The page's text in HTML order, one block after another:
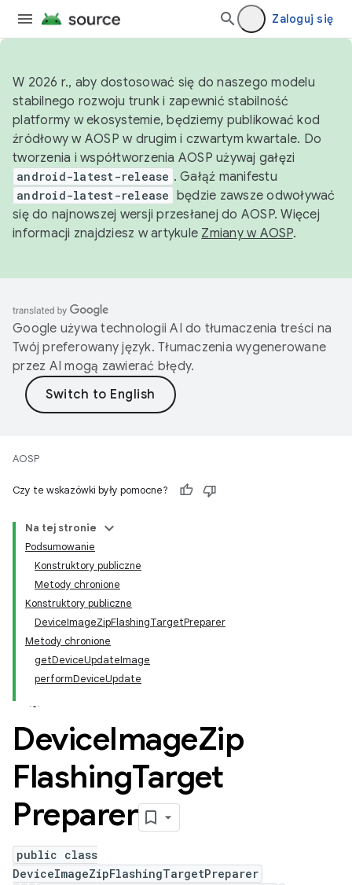
Zaloguj się
W 2026 r., aby dostosować się do naszego modelu
stabilnego rozwoju trunk i zapewnić stabilność
platformy w ekosystemie, będziemy publikować kod
źródłowy w AOSP w drugim i czwartym kwartale. Do
tworzenia i współtworzenia AOSP używaj gałęzi
android-latest-release . Gałąź manifestu
android-latest-release będzie zawsze odwoływać
się do najnowszej wersji przesłanej do AOSP. Więcej
informacji znajdziesz w artykule Zmiany w AOSP.
Google używa technologii AI do tłumaczenia treści na
Twój preferowany język. Tłumaczenia wygenerowane
przez AI mogą zawierać błędy.
AOSP
Czy te wskazówki były pomocne?
Na tej stronie
Podsumowanie
Konstruktory publiczne
Metody chronione
Konstruktory publiczne
DeviceImageZipFlashingTargetPreparer
Metody chronione
getDeviceUpdateImage
performDeviceUpdate
DeviceImageZip
FlashingTarget
Preparer
public class
DeviceImageZipFlashingTargetPreparer